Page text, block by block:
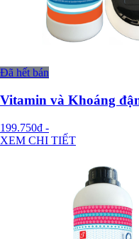
Đã hết bán
Vitamin và Khoáng
199.750đ -
XEM CHI TIẾT